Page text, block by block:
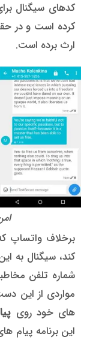
کدهای سیگنال
کرده است و در
ارث برده است.
برخلاف واتساپ
کند، سیگنال به
شماره تلفن
مواردی از این
های خود روی
این برنامه پیام